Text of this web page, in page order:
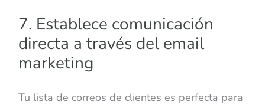
7. Establece comunicación
directa a través del email
marketing
Tu lista de correos de clientes es perfecta para